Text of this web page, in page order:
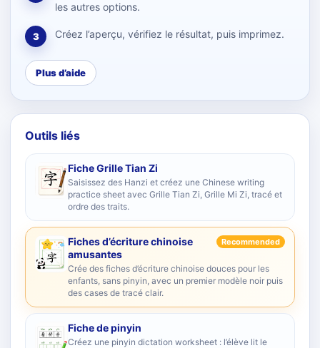
les autres options.
3 Créez l’aperçu, vérifiez le résultat, puis imprimez.
Plus d’aide
Outils liés
Fiche Grille Tian Zi
Saisissez des Hanzi et créez une Chinese writing
practice sheet avec Grille Tian Zi, Grille Mi Zi, tracé et
ordre des traits.
Fiches d’écriture chinoise
amusantes
Recommended
Crée des fiches d’écriture chinoise douces pour les
enfants, sans pinyin, avec un premier modèle noir puis
des cases de tracé clair.
Fiche de pinyin
Créez une pinyin dictation worksheet : l’élève lit le